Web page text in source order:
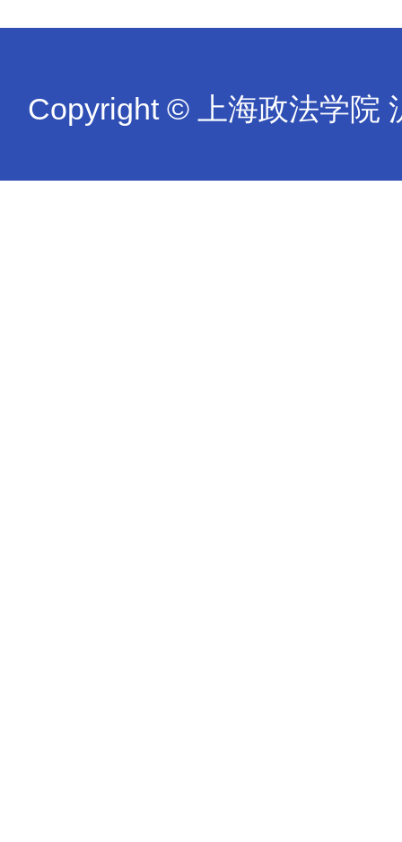
Copyright © 上海政法学院